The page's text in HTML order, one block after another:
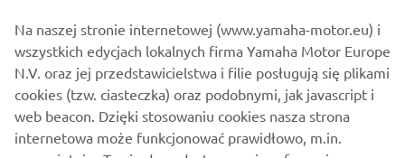
1
Na naszej stronie internetowej (www.yamaha-motor.eu) i
wszystkich edycjach lokalnych firma Yamaha Motor Europe
N.V. oraz jej przedstawicielstwa i filie posługują się plikami
cookies (tzw. ciasteczka) oraz podobnymi, jak javascript i
web beacon. Dzięki stosowaniu cookies nasza strona
internetowa może funkcjonować prawidłowo, m.in.